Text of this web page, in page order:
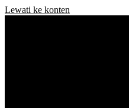
Lewati ke konten